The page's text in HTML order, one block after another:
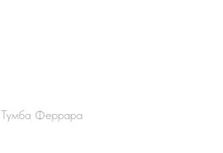
Тумба Феррара